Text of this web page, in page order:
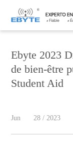
Home >
Ebyte 2023
de bien-être
Student Aid
Jun 28 / 2023